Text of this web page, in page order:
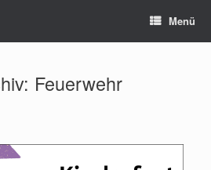
Menü
Feuerwehr